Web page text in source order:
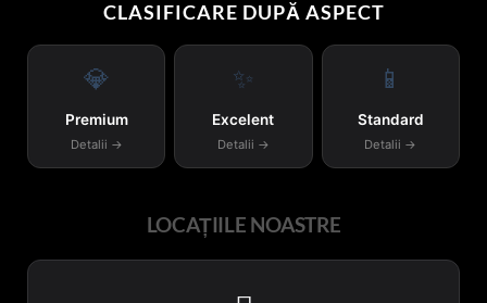
CLASIFICARE DUPĂ ASPECT
💎
Premium
Detalii →
✨
Excelent
Detalii →
📱
Standard
Detalii →
LOCAȚIILE NOASTRE